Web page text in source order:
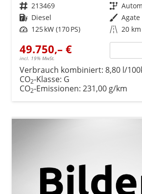
Fahrzeugnr. 213469 Getriebe
Kraftstoff Diesel Außenfarbe
Leistung 125 kW (170 PS) Kilometerstand 20 km
49.750,– €
incl. 19% MwSt.
Verbrauch kombiniert: 8,80 l/
CO2-Klasse: G
CO2-Emissionen: 231,00 g/km